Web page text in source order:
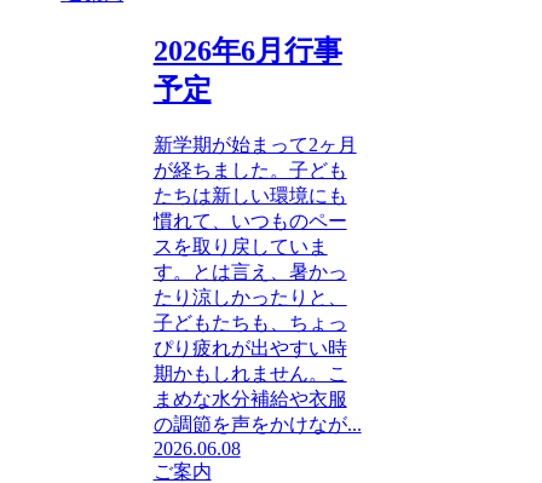
2026年6月行事
予定
新学期が始まって2ヶ月
が経ちました。子ども
たちは新しい環境にも
慣れて、いつものペー
スを取り戻していま
す。とは言え、暑かっ
たり涼しかったりと、
子どもたちも、ちょっ
ぴり疲れが出やすい時
期かもしれません。こ
まめな水分補給や衣服
の調節を声をかけなが...
2026.06.08
ご案内